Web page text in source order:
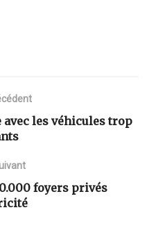
les véhicules trop
foyers privés